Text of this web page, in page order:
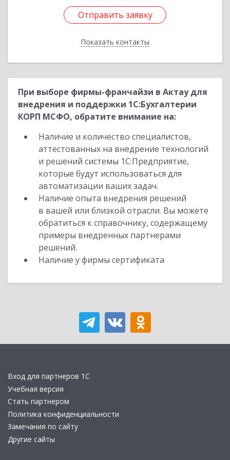
Отправить заявку
Показать контакты
Отправить заявку
Назад
При выборе фирмы-франчайзи в Актау для
внедрения и поддержки 1С:Бухгалтерии
КОРП МСФО, обратите внимание на:
Наличие и количество специалистов,
аттестованных на внедрение технологий
и решений системы 1С:Предприятие,
которые будут использоваться для
автоматизации ваших задач.
Наличие опыта внедрения решений
в вашей или близкой отрасли. Вы можете
обратиться к справочнику, содержащему
примеры внедренных партнерами
решений.
Наличие у фирмы сертификата
Вход для партнеров 1С
Учебная версия
Стать партнером
Политика конфиденциальности
Замечания по сайту
Другие сайты